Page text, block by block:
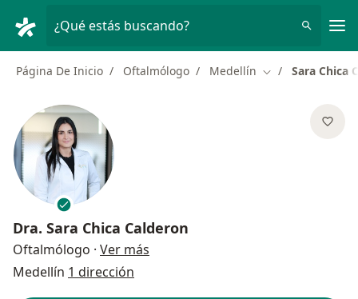
¿Qué estás buscando?
Página De Inicio Oftalmólogo Medellín Cambiar de
Sara Chica
Dra. Sara Chica Calderon
Oftalmólogo · Ver más
Medellín 1 dirección